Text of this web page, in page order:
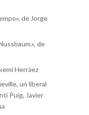
de Jorge
de
Herráez
un liberal
Puig, Javier